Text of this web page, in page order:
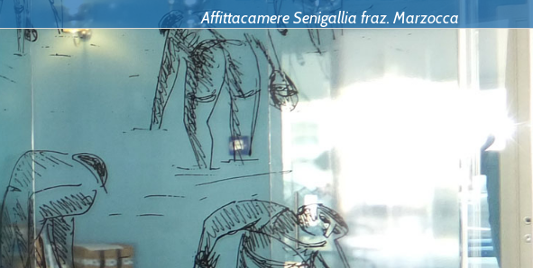
Affittacamere Senigallia fraz. Marzocca